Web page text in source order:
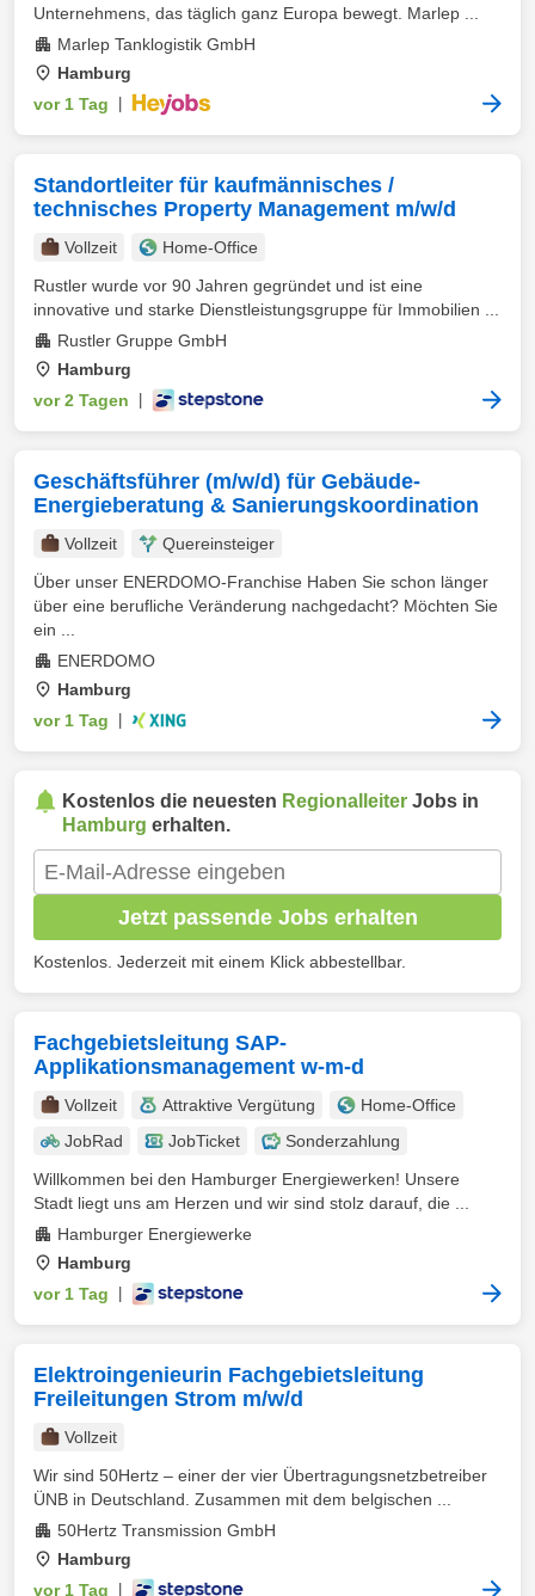
Unternehmens, das täglich ganz Europa bewegt. Marlep ...
Marlep Tanklogistik GmbH
Hamburg
vor 1 Tag
Standortleiter für kaufmännisches /
technisches Property Management m/w/d
Vollzeit
Home-Office
Rustler wurde vor 90 Jahren gegründet und ist eine
innovative und starke Dienstleistungsgruppe für Immobilien ...
Rustler Gruppe GmbH
Hamburg
vor 2 Tagen
Geschäftsführer (m/w/d) für Gebäude-
Energieberatung & Sanierungskoordination
Vollzeit
Quereinsteiger
Über unser ENERDOMO-Franchise Haben Sie schon länger
über eine berufliche Veränderung nachgedacht? Möchten Sie
ein ...
ENERDOMO
Hamburg
vor 1 Tag
Kostenlos die neuesten Regionalleiter Jobs in
Hamburg erhalten.
Jetzt passende Jobs erhalten
Kostenlos. Jederzeit mit einem Klick abbestellbar.
Fachgebietsleitung SAP-
Applikationsmanagement w-m-d
Vollzeit Attraktive Vergütung
Home-Office
JobRad
JobTicket
Sonderzahlung
Willkommen bei den Hamburger Energiewerken! Unsere
Stadt liegt uns am Herzen und wir sind stolz darauf, die ...
Hamburger Energiewerke
Hamburg
vor 1 Tag
Elektroingenieurin Fachgebietsleitung
Freileitungen Strom m/w/d
Vollzeit
Wir sind 50Hertz – einer der vier Übertragungsnetzbetreiber
ÜNB in Deutschland. Zusammen mit dem belgischen ...
50Hertz Transmission GmbH
Hamburg
vor 1 Tag